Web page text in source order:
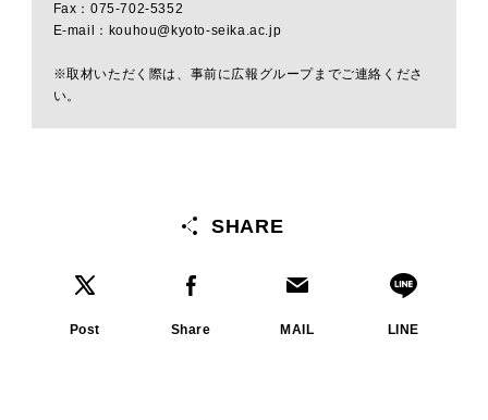
Fax：075-702-5352
E-mail：kouhou@kyoto-seika.ac.jp
※取材いただく際は、事前に広報グループまでご連絡くださ
い。
SHARE
Post Share MAIL LINE